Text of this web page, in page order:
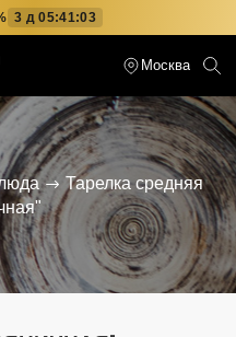
3 д 05:41:02
Москва
Тарелка средняя